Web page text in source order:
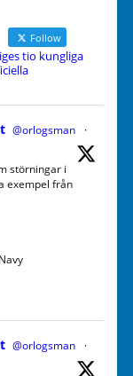
Follow
tio kungliga
@orlogsman
·
störningar i
exempel från
@orlogsman
·